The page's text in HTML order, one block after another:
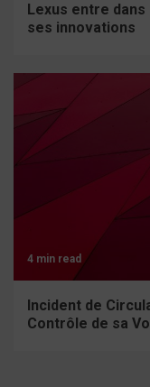
Lexus entre
ses innovations
4 min read
Incident de
Contrôle de sa